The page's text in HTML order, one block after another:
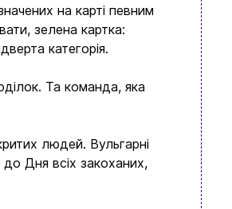
на карті певним
зелена картка:
категорія.
Та команда, яка
людей. Вульгарні
Дня всіх закоханих,